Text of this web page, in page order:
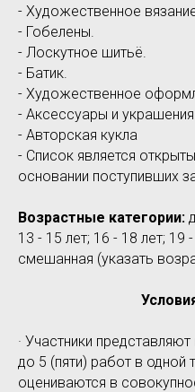
- Художественное
- Гобелены.
- Лоскутное шитьё.
- Батик.
- Художественное
- Аксессуары и
- Авторская кукла
- Список является
основании поступивших
Возрастные категории:
13 - 15 лет; 16 - 18 лет; 19
смешанная (указать
· Участники
до 5 (пяти) работ в одной
оцениваются в